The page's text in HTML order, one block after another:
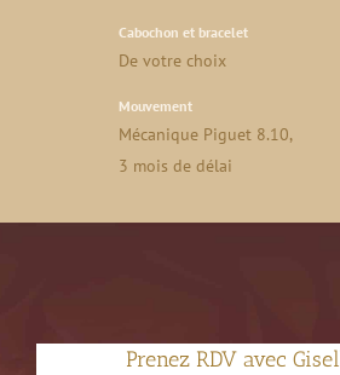
Cabochon et bracelet
De votre choix
Mouvement
Mécanique Piguet 8.10,
3 mois de délai
Prenez RDV avec